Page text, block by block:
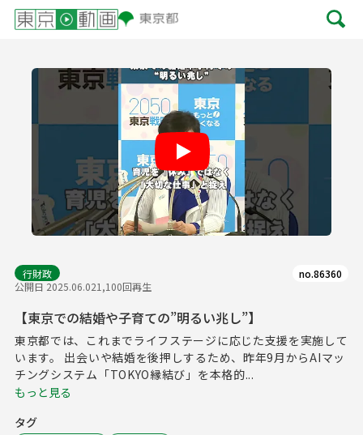
行財政
公開日 2025.06.021,100回再生
no.86360
【東京での結婚や子育ての”明るい兆し”】
東京都では、これまでライフステージに応じた支援を実施して
います。 出会いや結婚を後押しするため、昨年9月からAIマッ
チングシステム「TOKYO縁結び」を本格的...
もっと見る
タグ